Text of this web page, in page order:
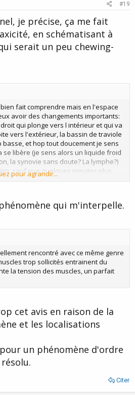
t
e
#19
je précise, ça me fait
en schématisant à
serait un peu chewing-
fait comprendre mais en l'espace
avoir des changements importants:
qui plonge vers l intérieur et qui va
vers l'extérieur, la bassin de traviole
basse, et hop tout doucement je sens
se libère (je sens alors un liquide froid
la synovie sans doute? La lymphe?)
sauf que quelques minutes plus
qui va être désaxé.
pour agrandir...
qui m'interpelle.
rencontré avec ce même genre
trop sollicités entrainent du
la tension des muscles, un parfait
cet avis en raison de la
et les localisations
un phénomène d'ordre
Citer